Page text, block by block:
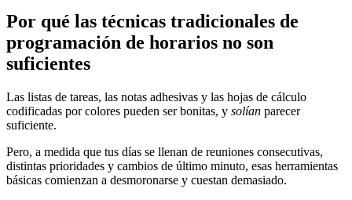
Por qué las técnicas tradicionales de
programación de horarios no son
suficientes
Las listas de tareas, las notas adhesivas y las hojas de cálculo
codificadas por colores pueden ser bonitas, y solían parecer
suficiente.
Pero, a medida que tus días se llenan de reuniones consecutivas,
distintas prioridades y cambios de último minuto, esas herramientas
básicas comienzan a desmoronarse y cuestan demasiado.